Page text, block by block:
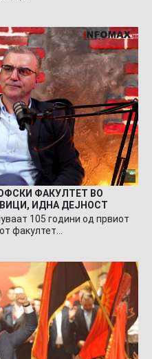
ФАКУЛТЕТ ВО
ИДНА ДЕЈНОСТ
105 години од првиот
факултет…